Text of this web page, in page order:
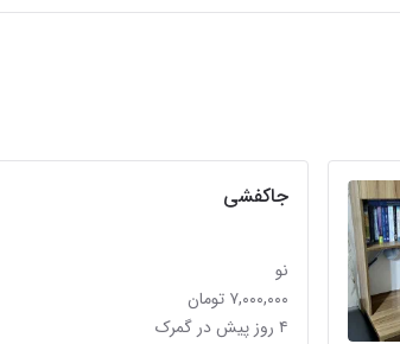
جاکفشی
نو
۷,۰۰۰,۰۰۰ تومان
۴ روز پیش در گمرک